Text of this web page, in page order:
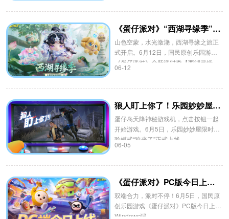
《蛋仔派对》“西湖寻缘季”重磅开启，盲盒外观、活动攻略、主题关卡揭晓
山色空蒙，水光潋滟，西湖寻缘之旅正
式开启。6月12日，国民原创乐园游戏
《蛋仔派对》全新派对季【西湖寻缘
季】重磅上线！
06-12
狼人盯上你了！乐园妙妙屋限时体验模式“狼来了”上线
蛋仔岛天降神秘游戏机，点击按钮一起
开始游戏。6月5日，乐园妙妙屋限时体
验模式“狼来了”正式上线。
06-05
《蛋仔派对》PC版今日上线，热门玩法、PC编辑器一网打尽
双端合力，派对不停！6月5日，国民原
创乐园游戏《蛋仔派对》PC版今日上线
Windows端。